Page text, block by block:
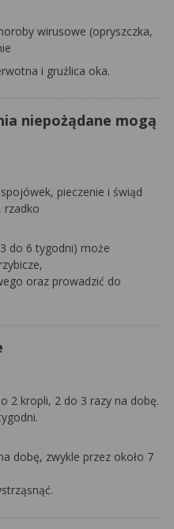
wirusowe (opryszczka,
i gruźlica oka.
niepożądane mogą
pieczenie i świąd
rzadko
do 6 tygodni) może
oraz prowadzić do
2 kropli, 2 do 3 razy na dobę.
dobę, zwykle przez około 7